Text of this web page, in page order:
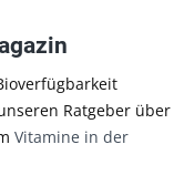
Ratgeber über
Vitamine in der